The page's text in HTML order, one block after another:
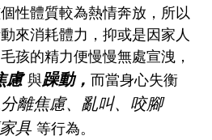
性體質較為熱情奔放，所以
來消耗體力，抑或是因家人
孩的精力便慢慢無處宣洩，
慮與躁動， 而當身心失衡
分離焦慮、亂叫、咬腳
具 等行為。